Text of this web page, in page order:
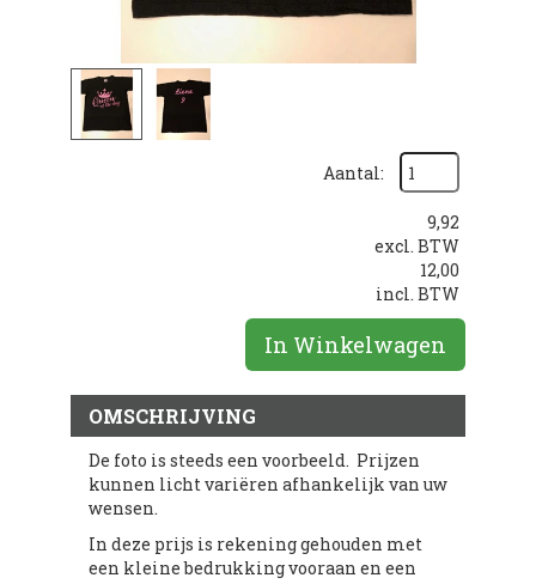
Aantal:
9,92
excl. BTW
12,00
incl. BTW
In Winkelwagen
OMSCHRIJVING
De foto is steeds een voorbeeld. Prijzen
kunnen licht variëren afhankelijk van uw
wensen.
In deze prijs is rekening gehouden met
een kleine bedrukking vooraan en een